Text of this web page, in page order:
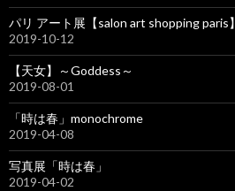
パリ アート展【salon art shopping paris】
2019-10-12
【天女】～Goddess～
2019-08-01
「時は春」monochrome
2019-04-08
写真展「時は春」
2019-04-02